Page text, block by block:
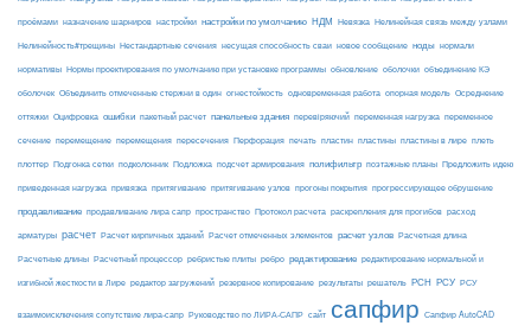
проёмами назначение шарниров настройки настройки по умолчанию НДМ Невязка Нелинейная связь между узлами
Нелинейность#трещины Нестандартные сечения несущая способность сваи новое сообщение ноды нормали
нормативы Нормы проектирования по умолчанию при установке программы обновление оболочки объединение КЭ
оболочек Объединить отмеченные стержни в один огнестойкость одновременная работа опорная модель Осреднение
оттяжки Оцифровка ошибки пакетный расчет панельные здания перевіряючий переменная нагрузка переменное
сечение перемещение перемещения пересечения Перфорация печать пластин пластины пластины в лире плеть
плоттер Подгонка сетки подколонник Подложка подсчет армирования полифильтр поэтажные планы Предложить идею
приведенная нагрузка привязка притягивание притягивание узлов прогоны покрытия прогрессирующее обрушение
продавливание продавливание лира сапр пространство Протокол расчета раскрепления для прогибов расход
арматуры расчет Расчет кирпичных зданий Расчет отмеченных элементов расчет узлов Расчетная длина
Расчетные длины Расчетный процессор ребристые плиты ребро редактирование редактирование нормальной и
изгибной жесткости в Лире редактор загружений резервное копирование результаты решатель РСН РСУ РСУ
взаимоисключения сопутствие лира-сапр Руководство по ЛИРА-САПР сайт сапфир Сапфир AutoCAD